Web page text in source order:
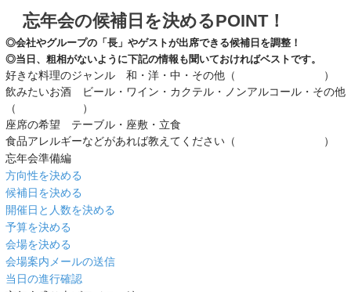
忘年会の候補日を決めるPOINT！
◎会社やグループの「長」やゲストが出席できる候補日を調整！
◎当日、粗相がないように下記の情報も聞いておければベストです。
好きな料理のジャンル 和・洋・中・その他（ ）
飲みたいお酒 ビール・ワイン・カクテル・ノンアルコール・その他
（ ）
座席の希望 テーブル・座敷・立食
食品アレルギーなどがあれば教えてください（ ）
忘年会準備編
方向性を決める
候補日を決める
開催日と人数を決める
予算を決める
会場を決める
会場案内メールの送信
当日の進行確認